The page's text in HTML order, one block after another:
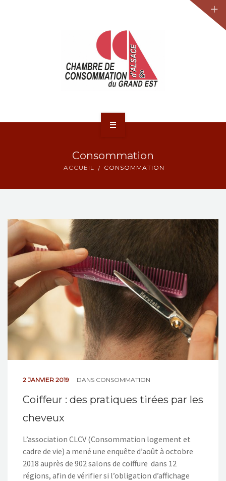
NOS ACTIONS
CONTACT
Consommation
ACCUEIL CONSOMMATION
2 JANVIER 2019 DANS CONSOMMATION
Coiffeur : des pratiques tirées par les
cheveux
L’association CLCV (Consommation logement et
cadre de vie) a mené une enquête d’août à octobre
2018 auprès de 902 salons de coiffure dans 12
régions, afin de vérifier si l’obligation d’affichage